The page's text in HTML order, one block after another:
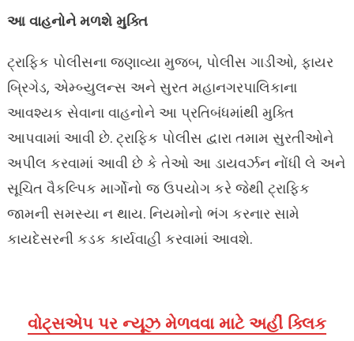
આ વાહનોને મળશે મુક્તિ
ટ્રાફિક પોલીસના જણાવ્યા મુજબ, પોલીસ ગાડીઓ, ફાયર
બ્રિગેડ, એમ્બ્યુલન્સ અને સુરત મહાનગરપાલિકાના
આવશ્યક સેવાના વાહનોને આ પ્રતિબંધમાંથી મુક્તિ
આપવામાં આવી છે. ટ્રાફિક પોલીસ દ્વારા તમામ સુરતીઓને
અપીલ કરવામાં આવી છે કે તેઓ આ ડાયવર્ઝન નોંધી લે અને
સૂચિત વૈકલ્પિક માર્ગોનો જ ઉપયોગ કરે જેથી ટ્રાફિક
જામની સમસ્યા ન થાય. નિયમોનો ભંગ કરનાર સામે
કાયદેસરની કડક કાર્યવાહી કરવામાં આવશે.
વોટ્સએપ પર ન્યૂઝ મેળવવા માટે અહીં ક્લિક